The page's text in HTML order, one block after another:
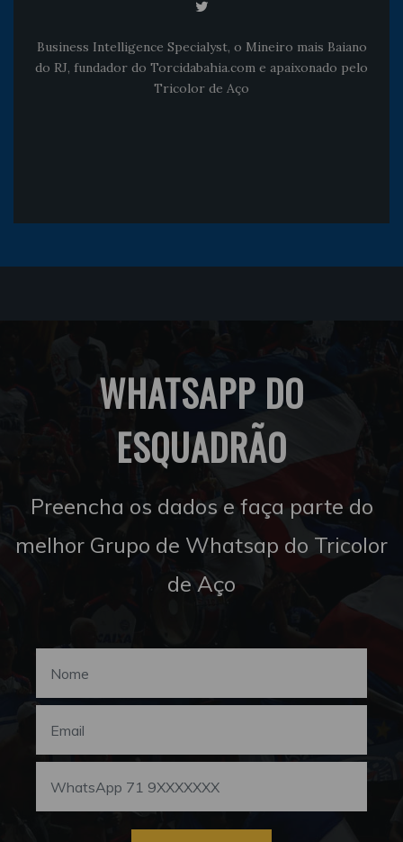
Business Intelligence Specialyst, o Mineiro mais Baiano
do RJ, fundador do Torcidabahia.com e apaixonado pelo
Tricolor de Aço
WHATSAPP DO
ESQUADRÃO
Preencha os dados e faça parte do
melhor Grupo de Whatsap do Tricolor
de Aço